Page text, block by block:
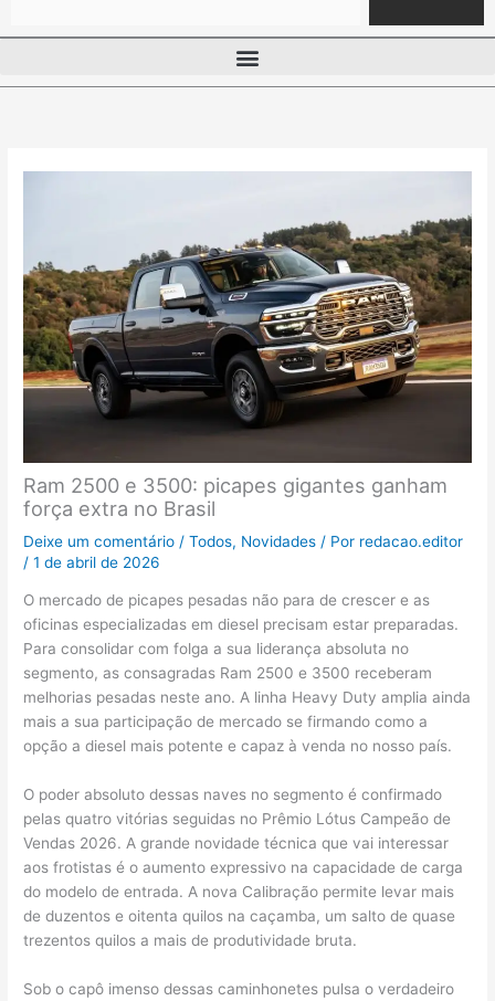
Ram 2500 e 3500: picapes gigantes ganham
força extra no Brasil
Deixe um comentário /Todos, Novidades / Por redacao.editor
/1 de abril de 2026
O mercado de picapes pesadas não para de crescer e as
oficinas especializadas em diesel precisam estar preparadas.
Para consolidar com folga a sua liderança absoluta no
segmento, as consagradas Ram 2500 e 3500 receberam
melhorias pesadas neste ano. A linha Heavy Duty amplia ainda
mais a sua participação de mercado se firmando como a
opção a diesel mais potente e capaz à venda no nosso país.
O poder absoluto dessas naves no segmento é confirmado
pelas quatro vitórias seguidas no Prêmio Lótus Campeão de
Vendas 2026. A grande novidade técnica que vai interessar
aos frotistas é o aumento expressivo na capacidade de carga
do modelo de entrada. A nova Calibração permite levar mais
de duzentos e oitenta quilos na caçamba, um salto de quase
trezentos quilos a mais de produtividade bruta.
Sob o capô imenso dessas caminhonetes pulsa o verdadeiro